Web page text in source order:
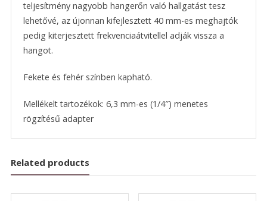
teljesítmény nagyobb hangerőn való hallgatást tesz
lehetővé, az újonnan kifejlesztett 40 mm-es meghajtók
pedig kiterjesztett frekvenciaátvitellel adják vissza a
hangot.
Fekete és fehér színben kapható.
Mellékelt tartozékok: 6,3 mm-es (1/4″) menetes
rögzítésű adapter
Related products